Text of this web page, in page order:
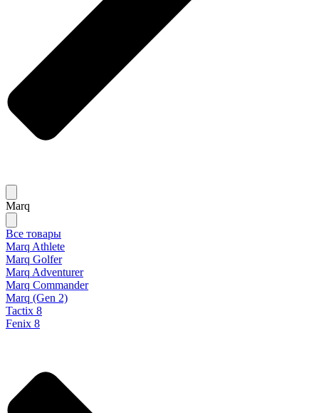
Marq
Все товары
Marq Athlete
Marq Golfer
Marq Adventurer
Marq Commander
Marq (Gen 2)
Tactix 8
Fenix 8